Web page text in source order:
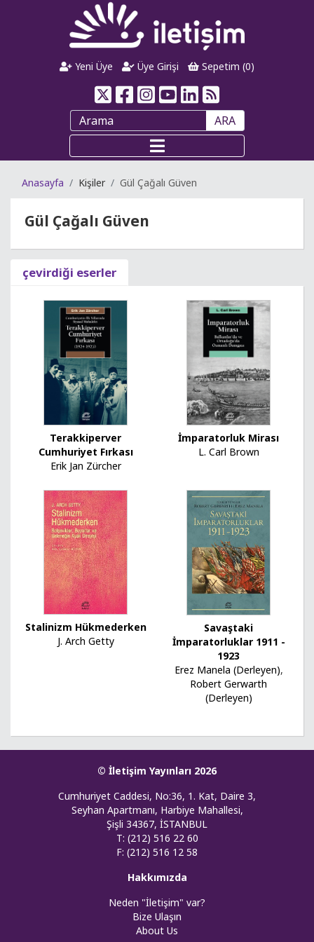
Yeni Üye Üye Girişi Sepetim (0)
ARA
Anasayfa Kişiler Gül Çağalı Güven
Gül Çağalı Güven
çevirdiği eserler
Terakkiperver
Cumhuriyet Fırkası
Erik Jan Zürcher
İmparatorluk Mirası
L. Carl Brown
Stalinizm Hükmederken
J. Arch Getty
Savaştaki
İmparatorluklar 1911 -
1923
Erez Manela (Derleyen),
Robert Gerwarth
(Derleyen)
© İletişim Yayınları 2026
Cumhuriyet Caddesi, No:36, 1. Kat, Daire 3,
Seyhan Apartmanı, Harbiye Mahallesi,
Şişli 34367, İSTANBUL
T: (212) 516 22 60
F: (212) 516 12 58
Hakkımızda
Neden "İletişim" var?
Bize Ulaşın
About Us